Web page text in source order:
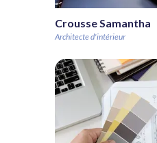
Crousse Samantha
Architecte d'intérieur